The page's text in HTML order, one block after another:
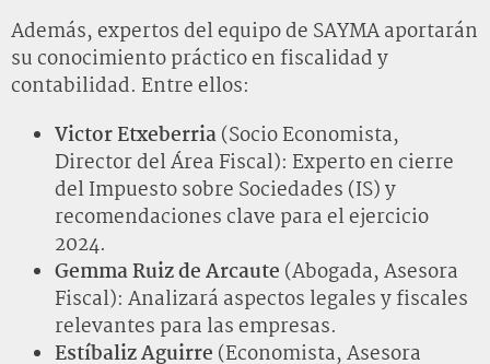
Además, expertos del equipo de SAYMA aportarán
su conocimiento práctico en fiscalidad y
contabilidad. Entre ellos:
Victor Etxeberria(Socio Economista,
Director del Área Fiscal): Experto en cierre
del Impuesto sobre Sociedades (IS) y
recomendaciones clave para el ejercicio
2024.
Gemma Ruiz de Arcaute (Abogada, Asesora
Fiscal): Analizará aspectos legales y fiscales
relevantes para las empresas.
Estíbaliz Aguirre (Economista, Asesora